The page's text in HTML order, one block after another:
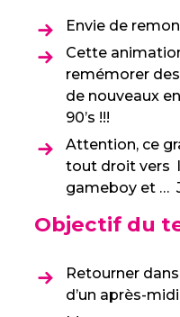
Envie de
Cette
remémorer
de nouveaux
90’s !!!
Attention, ce
tout droit vers
gameboy et …
Objectif du
Retourner
d’un après-